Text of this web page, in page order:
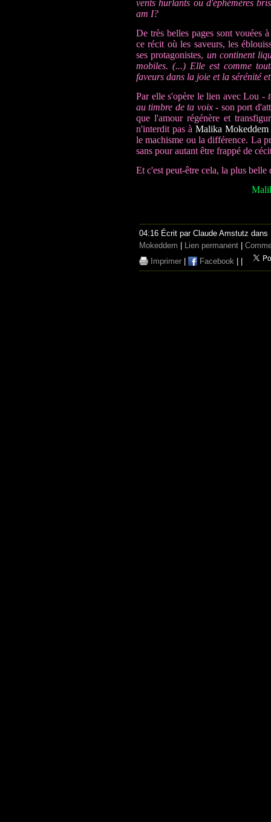
vents hurlants ou d'éphémères
am I?
De très belles pages sont vouées
ce récit où les saveurs, les
ses protagonistes, un continent
mobiles. (...) Elle est comme
faveurs dans la joie et la sérénité
Par elle s'opère le lien avec Lou -
au timbre de ta voix- son port
que l'amour régénère et
n'interdit pas à Malika Mokeddem
le machisme ou la différence. La
sans pour autant être frappé de
Et c'est peut-être cela, la plus belle
04:16 Écrit par Claude Amstutz dans
Mokeddem
Lien permanent
Imprimer
Facebook